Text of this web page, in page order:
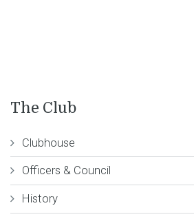
The Club
Clubhouse
Officers & Council
History